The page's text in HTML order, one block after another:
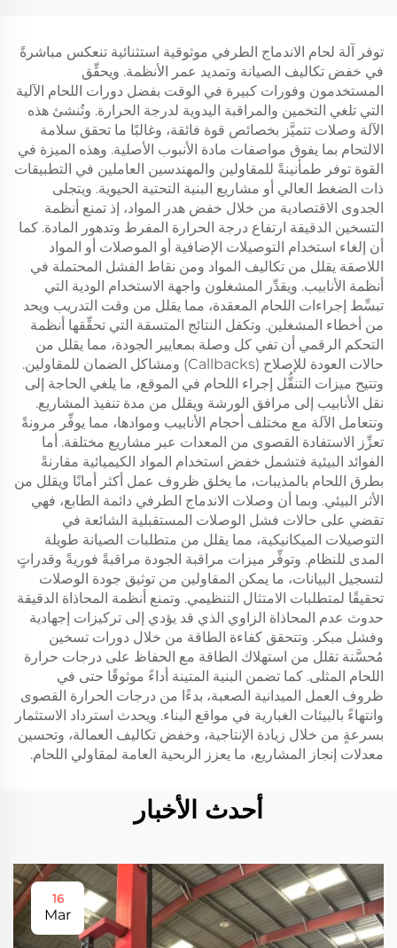
توفر آلة لحام الاندماج الطرفي موثوقية استثنائية تنعكس مباشرةً
في خفض تكاليف الصيانة وتمديد عمر الأنظمة. ويحقِّق
المستخدمون وفورات كبيرة في الوقت بفضل دورات اللحام الآلية
التي تلغي التخمين والمراقبة اليدوية لدرجة الحرارة. وتُنشئ هذه
الآلة وصلات تتميَّز بخصائص قوة فائقة، وغالبًا ما تحقق سلامة
الالتحام بما يفوق مواصفات مادة الأنبوب الأصلية. وهذه الميزة في
القوة توفر طمأنينةً للمقاولين والمهندسين العاملين في التطبيقات
ذات الضغط العالي أو مشاريع البنية التحتية الحيوية. ويتجلى
الجدوى الاقتصادية من خلال خفض هدر المواد، إذ تمنع أنظمة
التسخين الدقيقة ارتفاع درجة الحرارة المفرط وتدهور المادة. كما
أن إلغاء استخدام التوصيلات الإضافية أو الموصلات أو المواد
اللاصقة يقلل من تكاليف المواد ومن نقاط الفشل المحتملة في
أنظمة الأنابيب. ويقدِّر المشغلون واجهة الاستخدام الودية التي
تبسِّط إجراءات اللحام المعقدة، مما يقلل من وقت التدريب ويحد
من أخطاء المشغلين. وتكفل النتائج المتسقة التي تحقِّقها أنظمة
التحكم الرقمي أن تفي كل وصلة بمعايير الجودة، مما يقلل من
حالات العودة للإصلاح (Callbacks) ومشاكل الضمان للمقاولين.
وتتيح ميزات التنقُّل إجراء اللحام في الموقع، ما يلغي الحاجة إلى
نقل الأنابيب إلى مرافق الورشة ويقلل من مدة تنفيذ المشاريع.
وتتعامل الآلة مع مختلف أحجام الأنابيب وموادها، مما يوفِّر مرونةً
تعزِّز الاستفادة القصوى من المعدات عبر مشاريع مختلفة. أما
الفوائد البيئية فتشمل خفض استخدام المواد الكيميائية مقارنةً
بطرق اللحام بالمذيبات، ما يخلق ظروف عمل أكثر أمانًا ويقلل من
الأثر البيئي. وبما أن وصلات الاندماج الطرفي دائمة الطابع، فهي
تقضي على حالات فشل الوصلات المستقبلية الشائعة في
التوصيلات الميكانيكية، مما يقلل من متطلبات الصيانة طويلة
المدى للنظام. وتوفِّر ميزات مراقبة الجودة مراقبةً فوريةً وقدراتٍ
لتسجيل البيانات، ما يمكن المقاولين من توثيق جودة الوصلات
تحقيقًا لمتطلبات الامتثال التنظيمي. وتمنع أنظمة المحاذاة الدقيقة
حدوث عدم المحاذاة الزاوي الذي قد يؤدي إلى تركيزات إجهادية
وفشل مبكر. وتتحقق كفاءة الطاقة من خلال دورات تسخين
مُحسَّنة تقلل من استهلاك الطاقة مع الحفاظ على درجات حرارة
اللحام المثلى. كما تضمن البنية المتينة أداءً موثوقًا حتى في
ظروف العمل الميدانية الصعبة، بدءًا من درجات الحرارة القصوى
وانتهاءً بالبيئات الغبارية في مواقع البناء. ويحدث استرداد الاستثمار
بسرعةٍ من خلال زيادة الإنتاجية، وخفض تكاليف العمالة، وتحسين
معدلات إنجاز المشاريع، ما يعزز الربحية العامة لمقاولي اللحام.
أحدث الأخبار
16
Mar